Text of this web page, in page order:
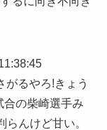
がるやろ!きょう
の柴崎選手み
んけど甘い。